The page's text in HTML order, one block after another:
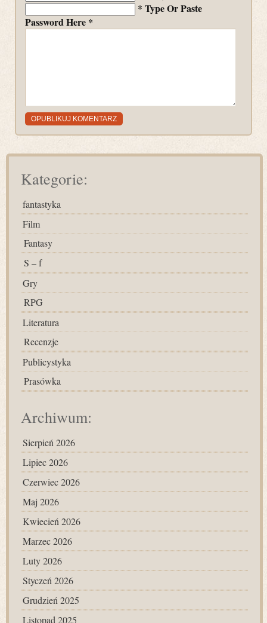
* Type Or Paste
Password Here *
Kategorie:
fantastyka
Film
Fantasy
S – f
Gry
RPG
Literatura
Recenzje
Publicystyka
Prasówka
Archiwum:
Sierpień 2026
Lipiec 2026
Czerwiec 2026
Maj 2026
Kwiecień 2026
Marzec 2026
Luty 2026
Styczeń 2026
Grudzień 2025
Listopad 2025